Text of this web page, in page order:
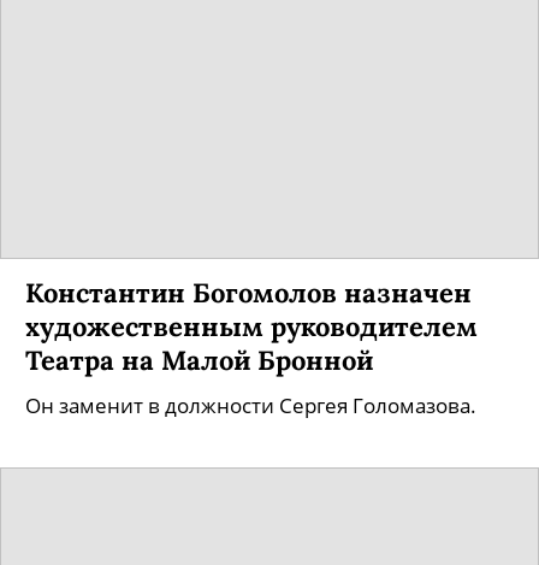
Константин Богомолов назначен
художественным руководителем
Театра на Малой Бронной
Он заменит в должности Сергея Голомазова.